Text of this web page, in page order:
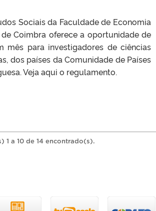
Sociais da Faculdade de Economia
Coimbra oferece a oportunidade de
mês para investigadores de ciências
dos países da Comunidade de Países
Veja aqui o regulamento.
1 a 10 de 14 encontrado(s).